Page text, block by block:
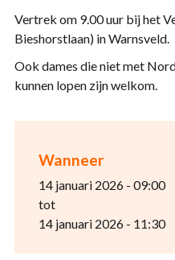
Wanneer
14 januari 2026 - 09:00
tot
14 januari 2026 - 11:30
Vertrek om 9.00 uur bij het
Bieshorstlaan) in Warnsveld.
Ook dames die niet met
kunnen lopen zijn welkom.